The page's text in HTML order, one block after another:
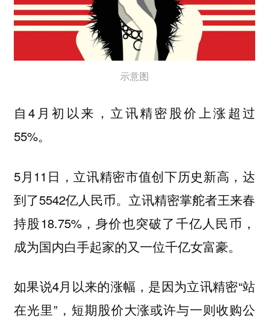
示意图
自4月初以来，立讯精密股价上涨超过
55%。
5月11日，立讯精密市值创下历史新高，达
到了5542亿人民币。立讯精密掌舵者王来春
持股18.75%，身价也突破了千亿人民币，
成为国内白手起家的又一位千亿女富豪。
如果说4月以来的涨幅，是因为立讯精密“站
在光里”，短期股价大涨或许与一则收购公